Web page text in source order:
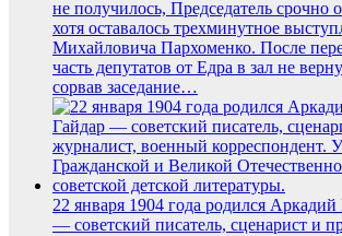
не получилось, Председатель срочно
хотя оставалось трехминутное
Михайловича Пархоменко. После
часть депутатов от Едра в зал не
сорвав заседание…
22 января 1904 года родился
— советский писатель, сценарист и